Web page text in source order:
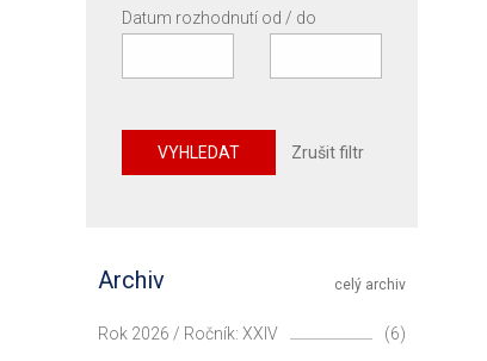
Datum rozhodnutí od / do
VYHLEDAT Zrušit filtr
celý archiv
Archiv
Rok 2026 / Ročník: XXIV (6)